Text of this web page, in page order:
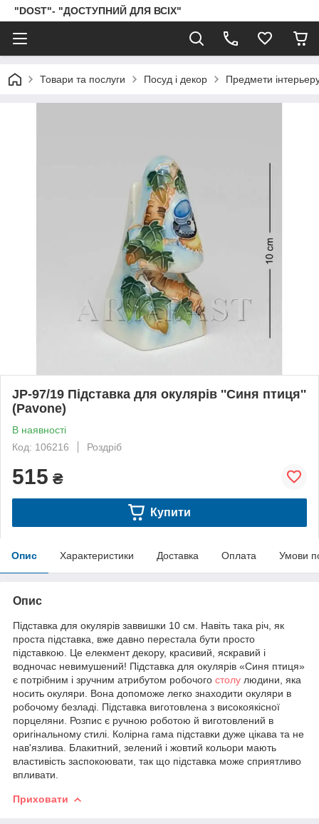
"DOST"- "ДОСТУПНИЙ ДЛЯ ВСІХ"
Товари та послуги Посуд і декор Предмети
JP-97/19 Підставка для окулярів ''Синя птиця''
(Pavone)
В наявності
Код: 106216
Роздріб
515 ₴
Купити
Опис Характеристики Доставка Оплата Умови
Опис
Підставка для окулярів заввишки 10 см. Навіть така річ, як
проста підставка, вже давно перестала бути просто
підставкою. Це елекмент декору, красивий, яскравий і
водночас невимушений! Підставка для окулярів «Синя птиця»
є потрібним і зручним атрибутом робочого столу людини, яка
носить окуляри. Вона допоможе легко знаходити окуляри в
робочому безладі. Підставка виготовлена з високоякісної
порцеляни. Розпис є ручною роботою й виготовлений в
оригінальному стилі. Колірна гама підставки дуже цікава та не
нав'язлива. Блакитний, зелений і жовтий кольори мають
властивість заспокоювати, так що підставка може сприятливо
впливати.
Приховати